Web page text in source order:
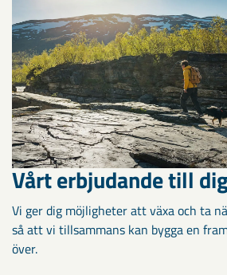
Vårt erbjudande till
Vi ger dig möjligheter att växa och ta
så att vi tillsammans kan bygga en
över.